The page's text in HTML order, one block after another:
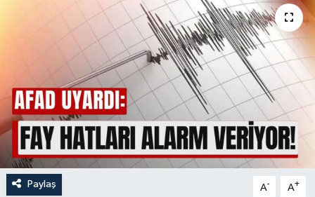
Paylaş A- A+
İLÇE HABERLERİ
KÜLTÜR-SANAT
KSÜ
DÜNYA
Haber Arşivi